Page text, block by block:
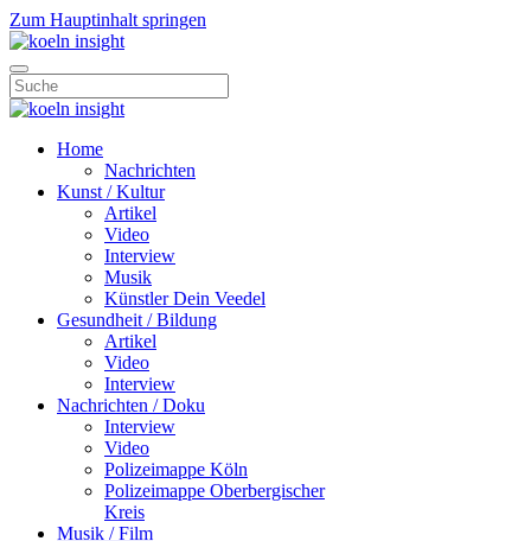
Zum Hauptinhalt springen
Home
Nachrichten
Kunst / Kultur
Artikel
Video
Interview
Musik
Künstler Dein Veedel
Gesundheit / Bildung
Artikel
Video
Interview
Nachrichten / Doku
Interview
Video
Polizeimappe Köln
Polizeimappe Oberbergischer
Kreis
Musik / Film